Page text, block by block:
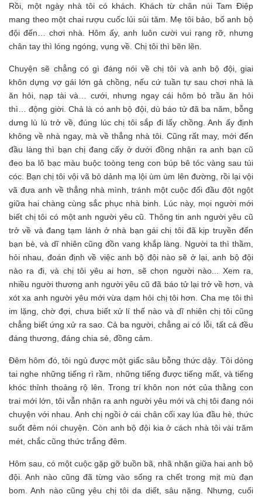
Rồi, một ngày nhà tôi có khách. Khách từ chân núi Tam Điệp
mang theo một chai rượu cuốc lủi sủi tăm. Mẹ tôi bảo, bố anh bộ
đội đến… chơi nhà. Hôm ấy, anh luôn cười vui rạng rỡ, nhưng
chân tay thì lóng ngóng, vụng về. Chị tôi thì bẽn lẽn.
Chuyện sẽ chẳng có gì đáng nói về chị tôi và anh bộ đội, giai
khôn dựng vợ gái lớn gả chồng, nếu cứ tuần tự sau chơi nhà là
ăn hỏi, nạp tài và… cưới, nhưng ngay cái hôm bỏ trầu ăn hỏi
thì… động giời. Chả là có anh bộ đội, dù báo tử đã ba năm, bỗng
dưng lù lù trở về, đúng lúc chị tôi sắp đi lấy chồng. Anh ấy định
không về nhà ngay, mà về thẳng nhà tôi. Cũng rất may, mới đến
đầu làng thì bạn chị đang cấy ở dưới đồng nhận ra anh bạn cũ
đeo ba lô bạc màu buộc toòng teng con búp bê tóc vàng sau túi
cóc. Bạn chị tôi vội vã bỏ dảnh mạ lội ùm ùm lên đường, rồi lại vội
vã đưa anh về thẳng nhà mình, tránh một cuộc đối đầu đột ngột
giữa hai chàng cùng sắc phục nhà binh. Lúc này, mọi người mới
biết chị tôi có một anh người yêu cũ. Thông tin anh người yêu cũ
trở về và đang tạm lánh ở nhà bạn gái chị tôi đã kịp truyền đến
bạn bè, và dĩ nhiên cũng đồn vang khắp làng. Người ta thì thầm,
hỏi nhau, đoán định về việc anh bộ đội nào sẽ ở lại, anh bộ đội
nào ra đi, và chị tôi yêu ai hơn, sẽ chọn người nào... Xem ra,
nhiều người thương anh người yêu cũ đã báo tử lại trở về hơn, và
xót xa anh người yêu mới vừa dạm hỏi chị tôi hơn. Cha mẹ tôi thì
im lặng, chờ đợi, chưa biết xử lí thế nào và dĩ nhiên chị tôi cũng
chẳng biết ứng xử ra sao. Cả ba người, chẳng ai có lỗi, tất cả đều
đáng thương, đáng chia sẻ, đồng cảm.
Đêm hôm đó, tôi ngủ được một giấc sâu bỗng thức dậy. Tôi dỏng
tai nghe những tiếng rì rầm, những tiếng được tiếng mất, và tiếng
khóc thỉnh thoảng rộ lên. Trong trí khôn non nớt của thằng con
trai mới lớn, tôi vẫn nhận ra anh người yêu mới và chị tôi đang nói
chuyện với nhau. Anh chị ngồi ở cái chân cối xay lúa đầu hè, thức
suốt đêm nói chuyện. Còn anh bộ đội kia ở cách nhà tôi vài trăm
mét, chắc cũng thức trắng đêm.
Hôm sau, có một cuộc gặp gỡ buồn bã, nhã nhặn giữa hai anh bộ
đội. Anh nào cũng đã từng vào sống ra chết trong mịt mù đạn
bom. Anh nào cũng yêu chị tôi da diết, sâu nặng. Nhưng, cuối